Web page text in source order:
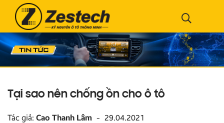
Tại sao nên chống ồn cho ô tô
Tác giả: Cao Thanh Lâm - 29.04.2021